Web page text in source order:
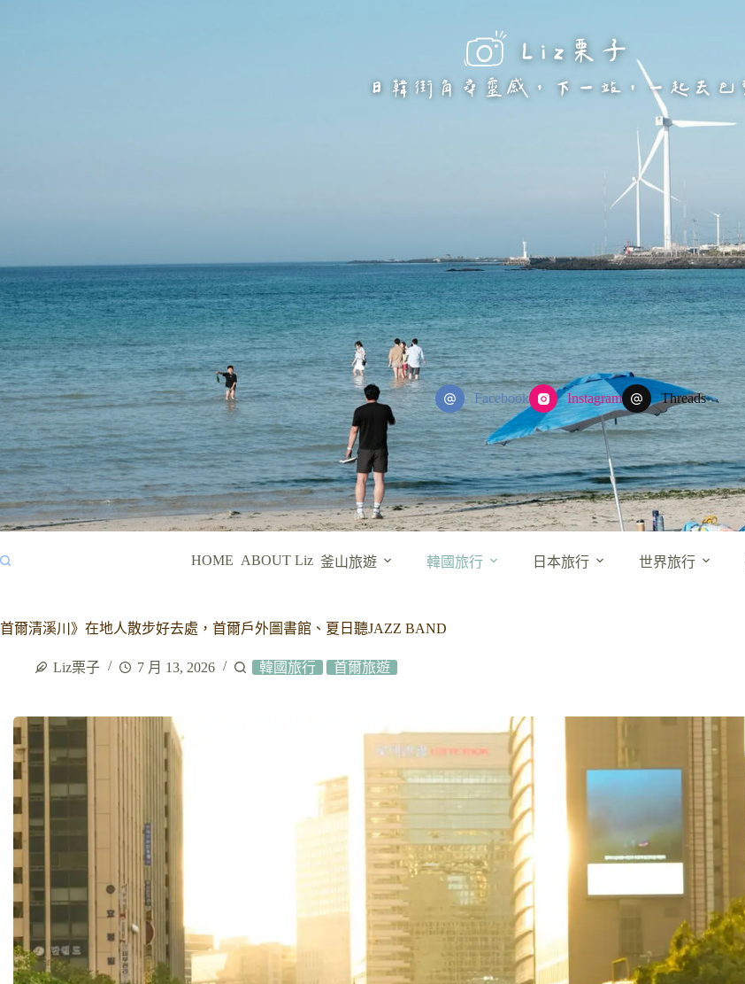
Facebook Instagram Threads
HOME ABOUT Liz 釜山旅遊 韓國旅行 日本旅行 世界旅行
首爾清溪川》在地人散步好去處，首爾戶外圖書館、夏日聽JAZZ BAND
Liz栗子 7 月 13, 2026 韓國旅行 首爾旅遊